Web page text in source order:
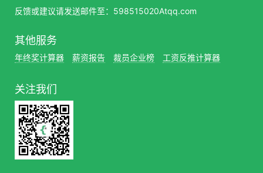
反馈或建议请发送邮件至：598515020Atqq.com
其他服务
年终奖计算器 薪资报告 裁员企业榜 工资反推计算器
关注我们